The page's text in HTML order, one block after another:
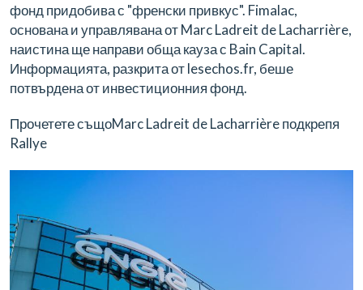
фонд придобива с "френски привкус". Fimalac,
основана и управлявана от Marc Ladreit de Lacharrière,
наистина ще направи обща кауза с Bain Capital.
Информацията, разкрита от lesechos.fr, беше
потвърдена от инвестиционния фонд.
Прочетете същоMarc Ladreit de Lacharrière подкрепя
Rallye